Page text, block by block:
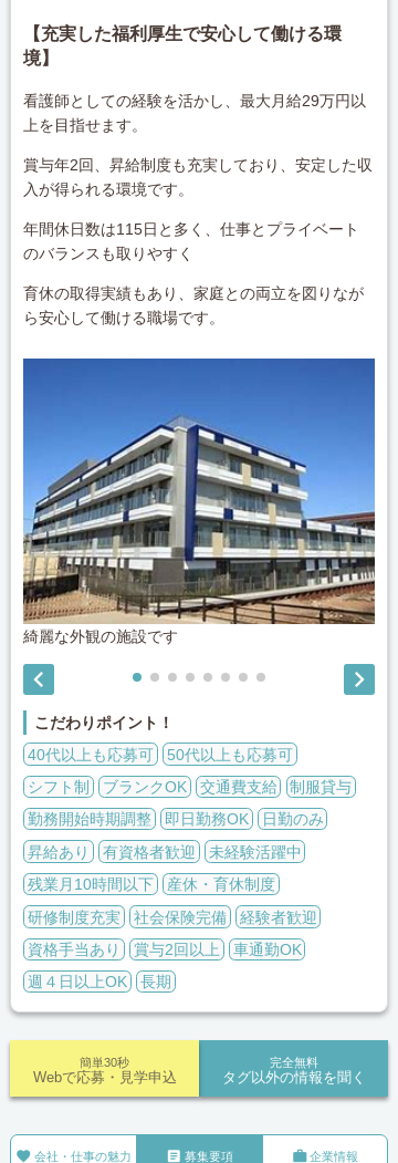
【充実した福利厚生で安心して働ける環
境】
看護師としての経験を活かし、最大月給29万円以
上を目指せます。
賞与年2回、昇給制度も充実しており、安定した収
入が得られる環境です。
年間休日数は115日と多く、仕事とプライベート
のバランスも取りやすく
育休の取得実績もあり、家庭との両立を図りなが
ら安心して働ける職場です。
綺麗な外観の施設です
 
こだわりポイント！
40代以上も応募可
50代以上も応募可
シフト制
ブランクOK 交通費支給
制服貸与
勤務開始時期調整
即日勤務OK
日勤のみ
昇給あり
有資格者歓迎
未経験活躍中
残業月10時間以下
産休・育休制度
研修制度充実
社会保険完備
経験者歓迎
資格手当あり
賞与2回以上
車通勤OK
週４日以上OK
長期
完全無料
タグ以外の情報を聞く
簡単30秒
Webで応募・見学申込
 会社・仕事の魅力  募集要項 企業情報